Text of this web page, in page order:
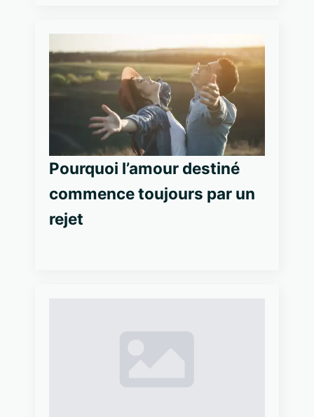
Pourquoi l’amour destiné
commence toujours par un
rejet